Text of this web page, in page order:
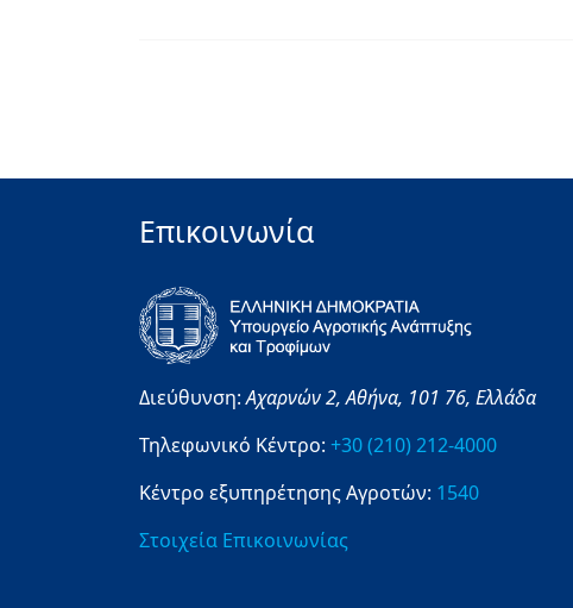
Επικοινωνία
Διεύθυνση:Αχαρνών 2,Αθήνα, 101 76, Ελλάδα
Τηλεφωνικό Κέντρο: +30 (210) 212-4000
Κέντρο εξυπηρέτησης Αγροτών: 1540
Στοιχεία Επικοινωνίας